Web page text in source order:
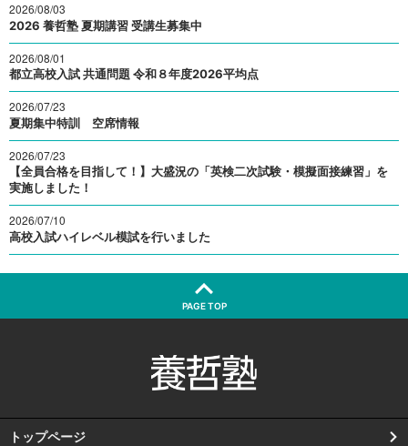
2026/08/03
2026 養哲塾 夏期講習 受講生募集中
2026/08/01
都立高校入試 共通問題 令和８年度2026平均点
2026/07/23
夏期集中特訓 空席情報
2026/07/23
【全員合格を目指して！】大盛況の「英検二次試験・模擬面接練習」を
実施しました！
2026/07/10
高校入試ハイレベル模試を行いました
PAGE TOP
トップページ